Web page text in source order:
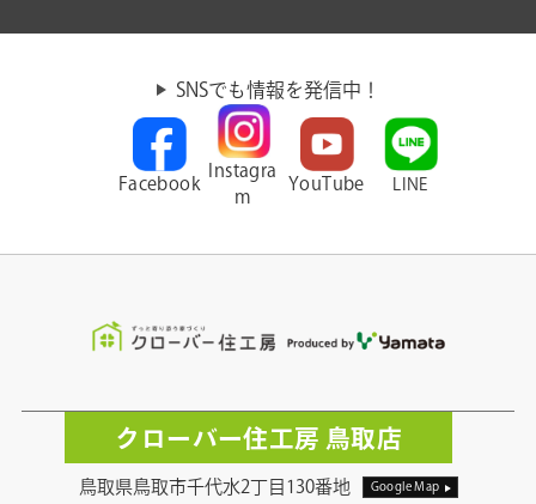
SNSでも情報を発信中！
Facebook
Instagra
m
YouTube LINE
クローバー住工房 鳥取店
鳥取県鳥取市千代水2丁目130番地 Google Map